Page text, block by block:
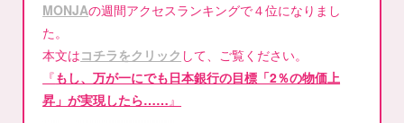
MONJAの週間アクセスランキングで４位になりまし
た。
本文はコチラをクリック して、ご覧ください。
『もし、万が一にでも日本銀行の目標「2％の物価上
昇」が実現したら……』